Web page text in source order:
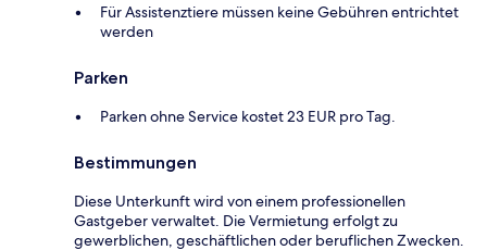
Für Assistenztiere müssen keine Gebühren entrichtet
werden
Parken
Parken ohne Service kostet 23 EUR pro Tag.
Bestimmungen
Diese Unterkunft wird von einem professionellen
Gastgeber verwaltet. Die Vermietung erfolgt zu
gewerblichen, geschäftlichen oder beruflichen Zwecken.